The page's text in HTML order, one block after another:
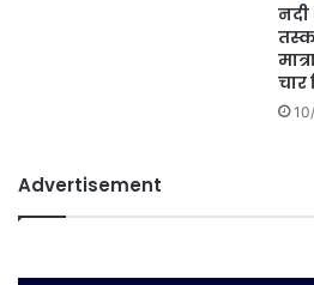
नदी
चार
Advertisement